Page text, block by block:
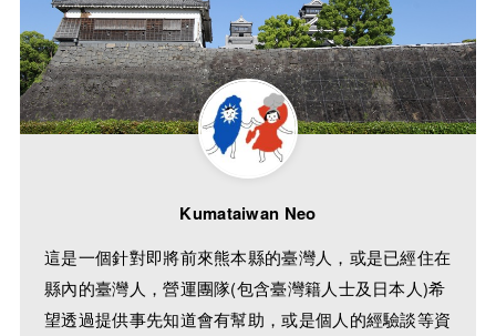
Kumataiwan Neo
這是一個針對即將前來熊本縣的臺灣人，或是已經住在
縣內的臺灣人，營運團隊(包含臺灣籍人士及日本人)希
望透過提供事先知道會有幫助，或是個人的經驗談等資